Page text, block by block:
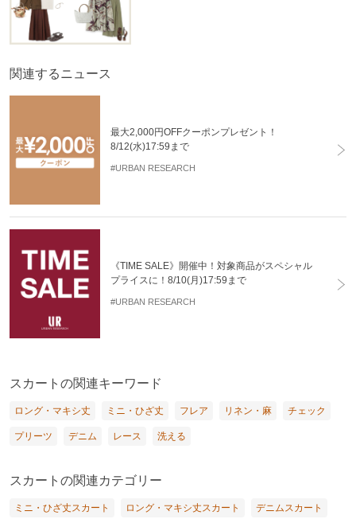
関連するニュース
最大2,000円OFFクーポンプレゼント！
8/12(水)17:59まで
#URBAN RESEARCH
《TIME SALE》開催中！対象商品がスペシャル
プライスに！8/10(月)17:59まで
#URBAN RESEARCH
スカートの関連キーワード
ロング・マキシ丈 ミニ・ひざ丈 フレア リネン・麻 チェック
プリーツ デニム レース 洗える
スカートの関連カテゴリー
ミニ・ひざ丈スカート ロング・マキシ丈スカート デニムスカート